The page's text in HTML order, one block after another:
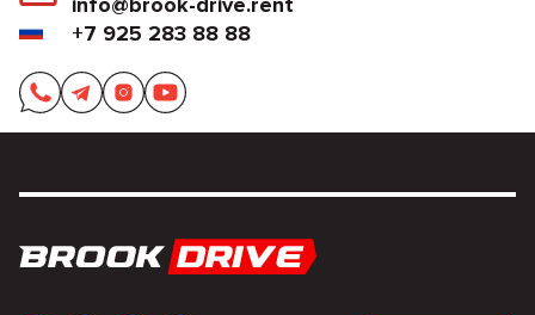
+7 925 283 88 88